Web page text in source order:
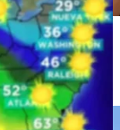
Data dan